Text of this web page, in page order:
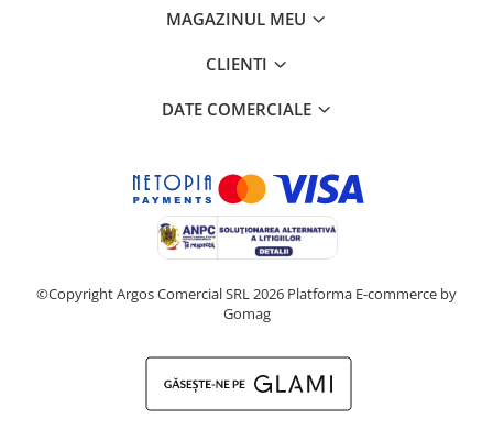
MAGAZINUL MEU
CLIENTI
DATE COMERCIALE
©Copyright Argos Comercial SRL 2026 Platforma E-commerce by
Gomag